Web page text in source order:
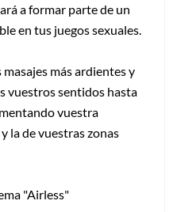
a formar parte de un
en tus juegos sexuales.
más ardientes y
vuestros sentidos hasta
vuestra
la de vuestras zonas
"Airless"